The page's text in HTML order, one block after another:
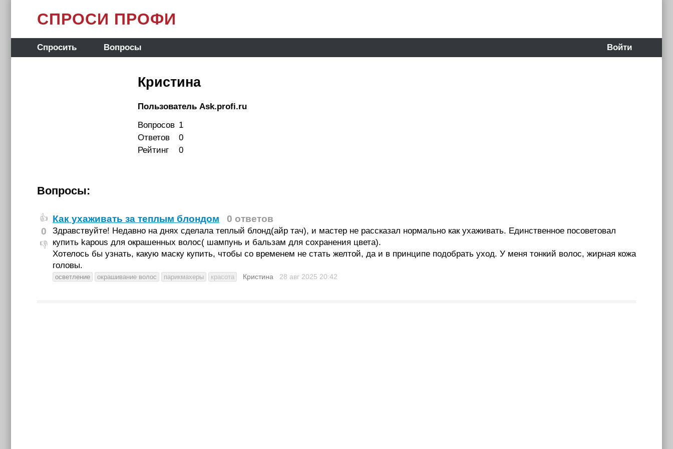
СПРОСИ ПРОФИ
Спросить Вопросы Войти
Кристина
Пользователь Ask.profi.ru
Вопросов 1
Ответов
0
Рейтинг
0
Вопросы:
👍
0
👎
Как ухаживать за теплым блондом 0 ответов
Здравствуйте! Недавно на днях сделала теплый блонд(айр тач), и мастер не рассказал нормально как ухаживать. Единственное посоветовал
купить kapous для окрашенных волос( шампунь и бальзам для сохранения цвета).
Хотелось бы узнать, какую маску купить, чтобы со временем не стать желтой, да и в принципе подобрать уход. У меня тонкий волос, жирная кожа
головы.
осветление окрашивание волос парикмахеры красота Кристина 28 авг 2025 20:42